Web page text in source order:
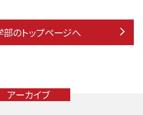
のトップページへ
アーカイブ